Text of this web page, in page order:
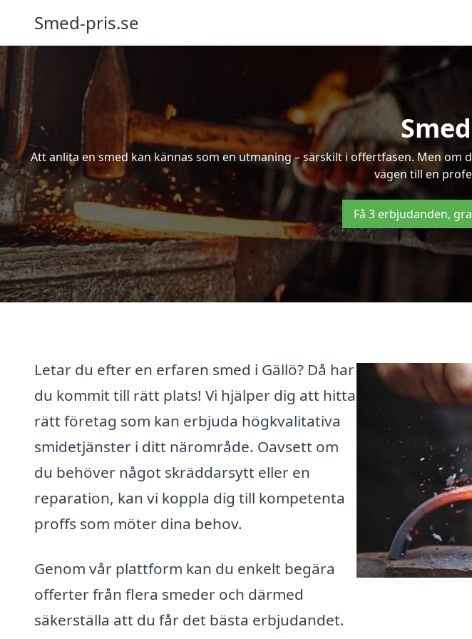
Smed-pris.se
Att anlita en smed kan kännas som en utmaning – särskilt i offertfasen. Men
vägen till en
Få 3 erbjudanden,
Letar du efter en erfaren smed i Gällö? Då har
du kommit till rätt plats! Vi hjälper dig att hitta
rätt företag som kan erbjuda högkvalitativa
smidetjänster i ditt närområde. Oavsett om
du behöver något skräddarsytt eller en
reparation, kan vi koppla dig till kompetenta
proffs som möter dina behov.
Genom vår plattform kan du enkelt begära
offerter från flera smeder och därmed
säkerställa att du får det bästa erbjudandet.